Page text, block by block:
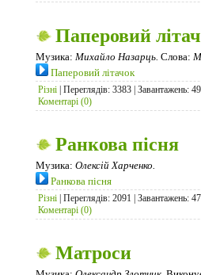
Паперовий
Музика: Михайло Назарць. Слова:
Паперовий літачок
Різні | Переглядів: 3383 | Завантажень:
Коментарі (0)
Ранкова пісня
Музика: Олексій Харченко.
Ранкова пісня
Різні | Переглядів: 2091 | Завантажень:
Коментарі (0)
Матроси